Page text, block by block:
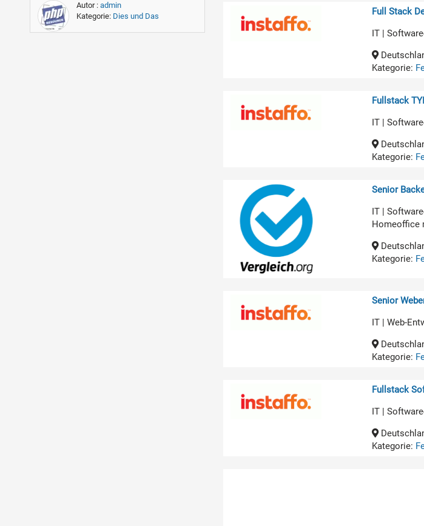
Full Stack
IT |
Kategorie:
Fullstack
IT |
Kategorie:
Senior
IT |
Homeoffice
Kategorie:
Senior
IT | Web-
Kategorie:
Fullstack
IT |
Kategorie:
Autor : admin
Kategorie: Dies und Das